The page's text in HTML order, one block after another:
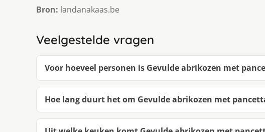
Bron: landanakaas.be
Veelgestelde vragen
Voor hoeveel personen is Gevulde abrikozen met
Hoe lang duurt het om Gevulde abrikozen met